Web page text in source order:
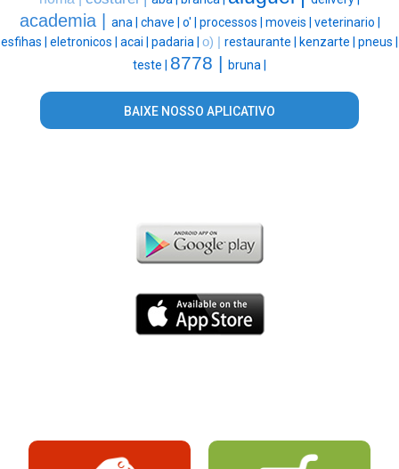
academia | ana | chave | o' | processos | moveis | veterinario |
esfihas | eletronicos | acai | padaria | o) | restaurante | kenzarte | pneus |
teste | 8778 | bruna |
BAIXE NOSSO APLICATIVO